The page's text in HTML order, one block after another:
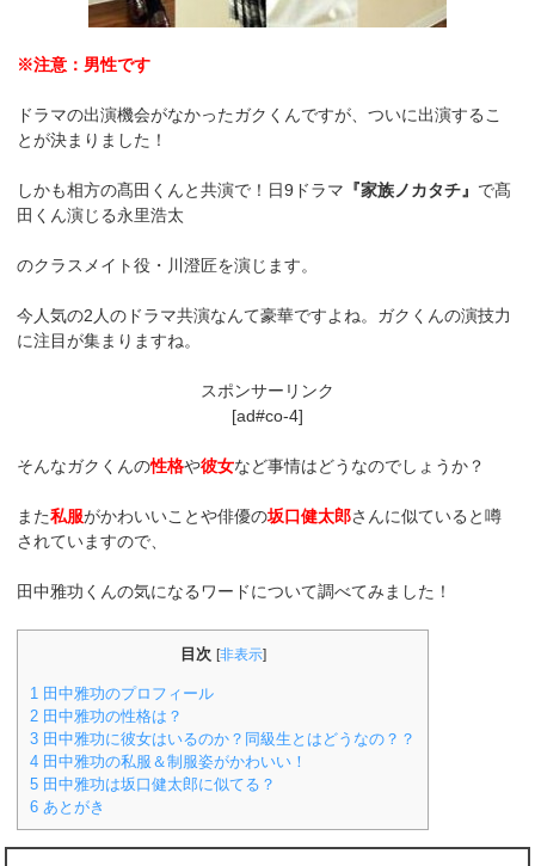
※注意：男性です
ドラマの出演機会がなかったガクくんですが、ついに出演するこ
とが決まりました！
しかも相方の髙田くんと共演で！日9ドラマ 『家族ノカタチ』 で髙
田くん演じる永里浩太
のクラスメイト役・川澄匠を演じます。
今人気の2人のドラマ共演なんて豪華ですよね。ガクくんの演技力
に注目が集まりますね。
スポンサーリンク
[ad#co-4]
そんなガクくんの性格や彼女など事情はどうなのでしょうか？
また私服がかわいいことや俳優の坂口健太郎さんに似ていると噂
されていますので、
田中雅功くんの気になるワードについて調べてみました！
目次 [非表示]
1 田中雅功のプロフィール
2 田中雅功の性格は？
3 田中雅功に彼女はいるのか？同級生とはどうなの？？
4 田中雅功の私服＆制服姿がかわいい！
5 田中雅功は坂口健太郎に似てる？
6 あとがき